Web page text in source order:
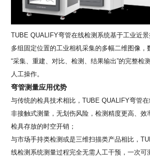
TUBE QUALIFY弯管在线检测系统基于工业近
多组固定位置的工业相机采集的多幅二维图像，
“采集、重建、对比、检测、结果输出”的完整检
人工操作。
弯管测量应用优势
与传统的检具技术相比，TUBE QUALIFY弯管
非接触式测量，无划伤风险，检测精度更高、效
检具存放的时空开销；
与市场手持类检测或是三维扫描类产品相比，
线检测系统测量过程完全无需人工干预，一次可